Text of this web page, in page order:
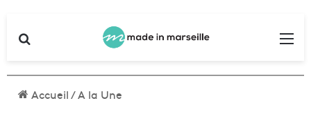
Accueil/A la Une